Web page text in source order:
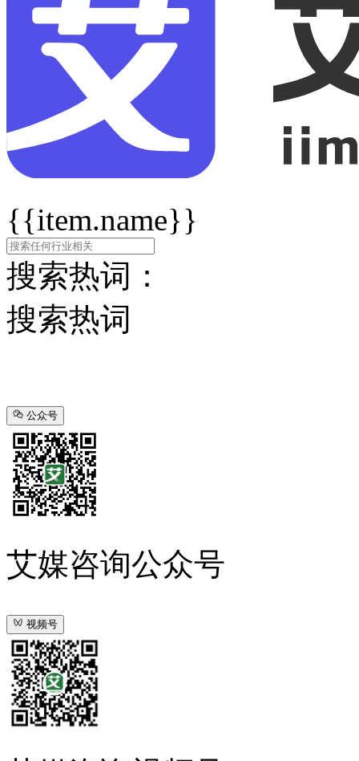
{{item.name}}
搜索热词：
搜索热词
公众号
艾媒咨询公众号
视频号